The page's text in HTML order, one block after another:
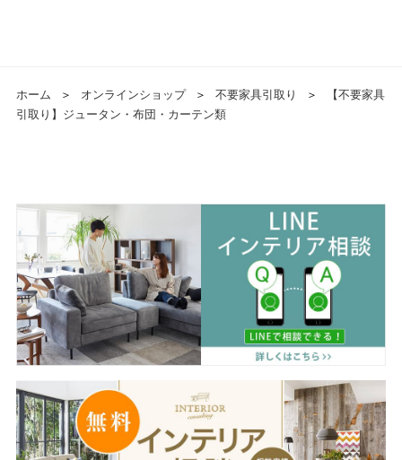
ホーム ＞ オンラインショップ ＞ 不要家具引取り ＞
【不要家具
引取り】ジュータン・布団・カーテン類